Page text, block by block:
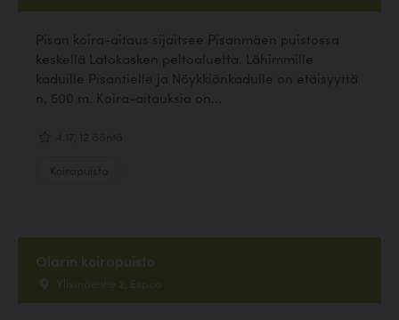
Pisan koira-aitaus sijaitsee Pisanmäen puistossa
keskellä Latokasken peltoaluetta. Lähimmille
kaduille Pisantielle ja Nöykkiönkadulle on etäisyyttä
n. 500 m. Koira-aitauksia on...
Olarin koirapuisto
Ylismäentie 2, Espoo